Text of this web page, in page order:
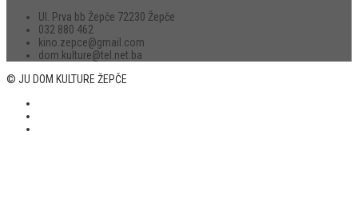
Ul. Prva bb Žepče 72230 Žepče
032 880 462
kino.zepce@gmail.com
dom.kulture@tel.net.ba
© JU DOM KULTURE ŽEPČE